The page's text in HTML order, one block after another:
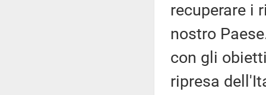
recuperare i
nostro
con gli
ripresa